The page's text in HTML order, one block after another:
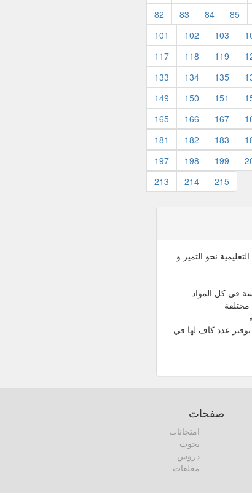
82
83 84 85
101
102 103
117
118 119
133
134 135
149
150 151
165
166 167
181
182 183
197
198 199
213
214 215
نحو التميز و
في كل المواد
عدد كاف لها في
صفحات
امتحانات
بحوث
دروس
معلقات